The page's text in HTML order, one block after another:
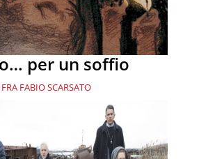
per un soffio
FRA FABIO SCARSATO